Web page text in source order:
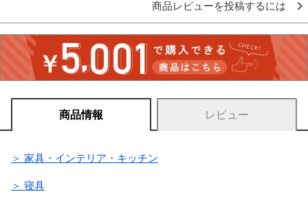
商品レビューを投稿するには
商品情報 レビュー
＞ 家具・インテリア・キッチン
＞ 寝具